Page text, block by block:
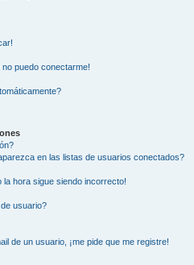
puedo conectarme!
en las listas de usuarios conectados?
la hora sigue siendo incorrecto!
usuario?
de un usuario, ¡me pide que me registre!